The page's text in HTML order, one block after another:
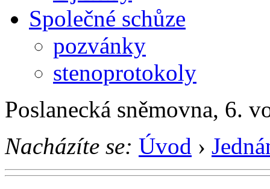
Společné schůze
pozvánky
stenoprotokoly
Poslanecká sněmovna, 6.
Nacházíte se: Úvod ›